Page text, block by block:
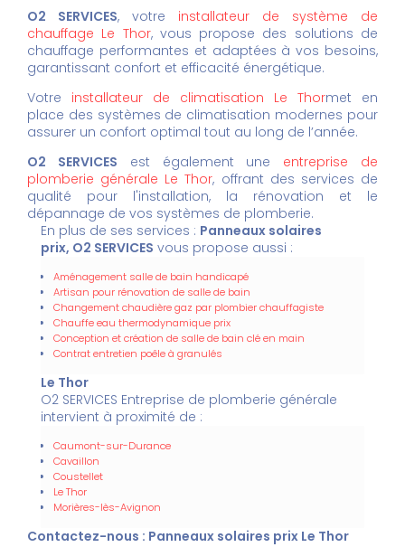
O2 SERVICES, votre installateur de système de
chauffage Le Thor, vous propose des solutions de
chauffage performantes et adaptées à vos besoins,
garantissant confort et efficacité énergétique.
Votre installateur de climatisation Le Thormet en
place des systèmes de climatisation modernes pour
assurer un confort optimal tout au long de l’année.
O2 SERVICES est également une entreprise de
plomberie générale Le Thor, offrant des services de
qualité pour l'installation, la rénovation et le
dépannage de vos systèmes de plomberie.
En plus de ses services : Panneaux solaires
prix, O2 SERVICES vous propose aussi :
Aménagement salle de bain handicapé
Artisan pour rénovation de salle de bain
Changement chaudière gaz par plombier chauffagiste
Chauffe eau thermodynamique prix
Conception et création de salle de bain clé en main
Contrat entretien poêle à granulés
Le Thor
O2 SERVICES Entreprise de plomberie générale
intervient à proximité de :
Caumont-sur-Durance
Cavaillon
Coustellet
Le Thor
Morières-lès-Avignon
Contactez-nous : Panneaux solaires prix Le Thor